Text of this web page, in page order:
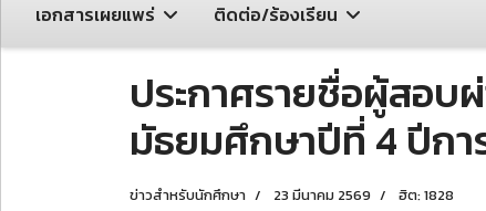
เอกสารเผยแพร่ ติดต่อ/ร้องเรียน
ประกาศรายชื่อผู้สอบ
มัธยมศึกษาปีที่ 4 ปีกา
ข่าวสำหรับนักศึกษา 23 มีนาคม 2569 ฮิต: 1828